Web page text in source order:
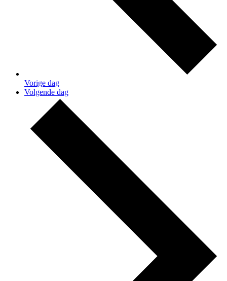
Vorige dag
Volgende dag